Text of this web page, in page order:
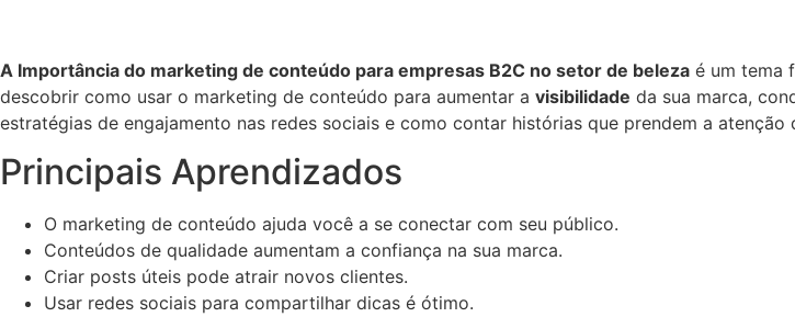
A Importância do marketing de conteúdo para empresas B2C no setor de beleza é um tema
descobrir como usar o marketing de conteúdo para aumentar a visibilidade da sua marca,
estratégias de engajamento nas redes sociais e como contar histórias que prendem a
Principais Aprendizados
O marketing de conteúdo ajuda você a se conectar com seu público.
Conteúdos de qualidade aumentam a confiança na sua marca.
Criar posts úteis pode atrair novos clientes.
Usar redes sociais para compartilhar dicas é ótimo.